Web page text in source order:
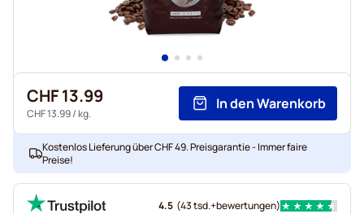
CHF 13.99
CHF 13.99/ kg.
In den Warenkorb
Kostenlos Lieferung über CHF 49. Preisgarantie - Immer faire
Preise!
4.5 (43 tsd.+bewertungen)